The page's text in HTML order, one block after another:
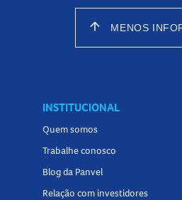
arrow_upward MENOS
INSTITUCIONAL
Quem somos
Trabalhe conosco
Blog da Panvel
Relação com investidores